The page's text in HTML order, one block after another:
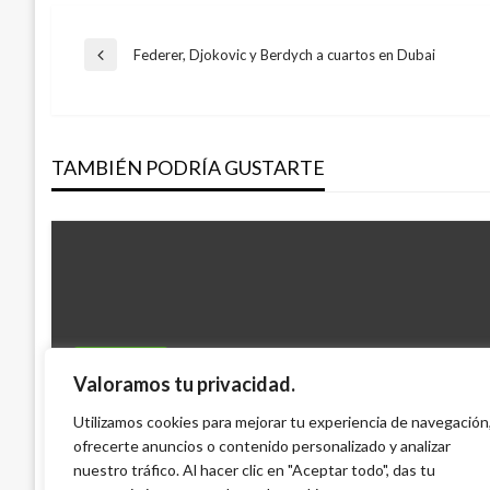
Valoramos tu privacidad.
Utilizamos cookies para mejorar tu experiencia de navegación,
ofrecerte anuncios o contenido personalizado y analizar
nuestro tráfico. Al hacer clic en "Aceptar todo", das tu
Navegación
entradas
Entrada
Federer, Djokovic y Berdych a cuartos en Dubai
TAMBIÉN PODRÍA GUSTARTE
ETB emitirá bonos por US$600 millones
Bogotá
Iván Briceño viernes septiembre 28, 2012
NACIONAL
Gobierno asegura que no contempla la
coca